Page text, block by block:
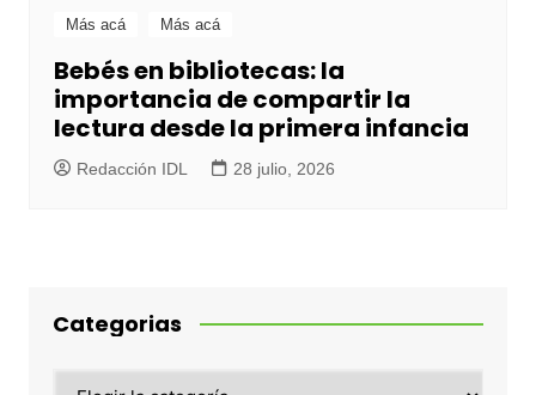
Más acá Más acá
Bebés en bibliotecas: la
importancia de compartir la
lectura desde la primera infancia
Redacción IDL 28 julio, 2026
Categorias